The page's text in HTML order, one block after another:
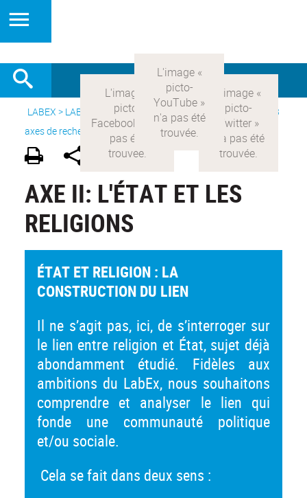
LABEX > LABEX COMOD> Version française > Recherche >
3
axes de recherche> Axe 2 : l’Etat et les religions
AXE II: L'ÉTAT ET LES
RELIGIONS
ÉTAT ET RELIGION : LA
CONSTRUCTION DU LIEN
Il ne s’agit pas, ici, de s’interroger sur
le lien entre religion et État, sujet déjà
abondamment étudié. Fidèles aux
ambitions du LabEx, nous souhaitons
comprendre et analyser le lien qui
fonde une communauté politique
et/ou sociale.
Cela se fait dans deux sens :